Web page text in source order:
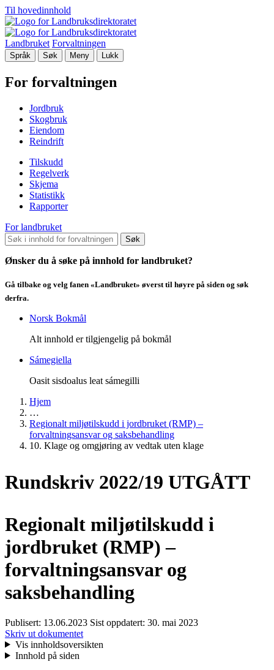
Til hovedinnhold
Landbruket Forvaltningen
Språk Søk Meny Lukk
For forvaltningen
Jordbruk
Skogbruk
Eiendom
Reindrift
Tilskudd
Regelverk
Skjema
Statistikk
Rapporter
For landbruket
Søk
Ønsker du å søke på innhold for landbruket?
Gå tilbake og velg fanen «Landbruket» øverst til høyre på siden og søk
derfra.
Norsk Bokmål
Alt innhold er tilgjengelig på bokmål
Sámegiella
Oasit sisdoalus leat sámegilli
Hjem
…
Regionalt miljøtilskudd i jordbruket (RMP) –
forvaltningsansvar og saksbehandling
10. Klage og omgjøring av vedtak uten klage
Rundskriv 2022/19 UTGÅTT
Regionalt miljøtilskudd i
jordbruket (RMP) –
forvaltningsansvar og
saksbehandling
Publisert: 13.06.2023 Sist oppdatert: 30. mai 2023
Skriv ut dokumentet
Vis innholdsoversikten
Innhold på siden